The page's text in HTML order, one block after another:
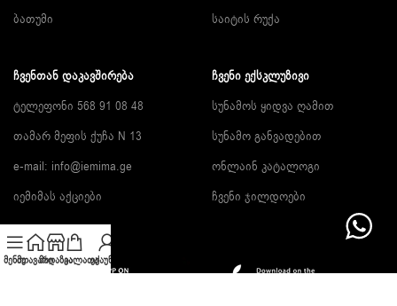
ბათუმი
საიტის რუქა
ᲩᲕᲔᲜᲗᲐᲜ ᲓᲐᲙᲐᲕᲨᲘᲠᲔᲑᲐ
ტელეფონი 568 91 08 48
თამარ მეფის ქუჩა N 13
e-mail: info@iemima.ge
იემიმას აქციები
ᲩᲕᲔᲜᲘ ᲔᲥᲡᲙᲚᲣᲖᲘᲕᲘ
სუნამოს ყიდვა ღამით
სუნამო განვადებით
ონლაინ კატალოგი
ჩვენი ჯილდოები
მენიუმთავარიმაღაზიაკალათაექაუნთი